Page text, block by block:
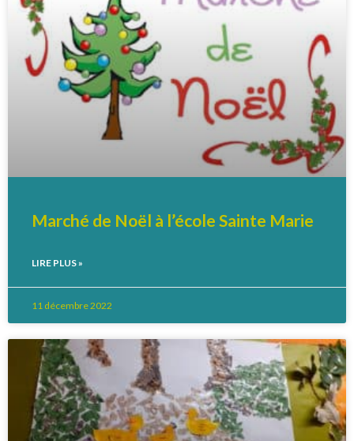
Marché de Noël à l’école Sainte Marie
LIRE PLUS »
11 décembre 2022